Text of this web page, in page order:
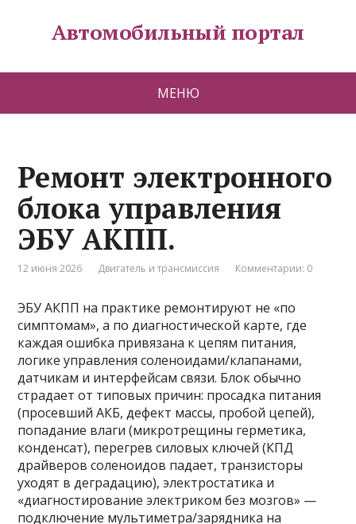
Автомобильный портал
МЕНЮ
Ремонт электронного
блока управления
ЭБУ АКПП.
12 июня 2026 Двигатель и трансмиссия Комментарии: 0
ЭБУ АКПП на практике ремонтируют не «по
симптомам», а по диагностической карте, где
каждая ошибка привязана к цепям питания,
логике управления соленоидами/клапанами,
датчикам и интерфейсам связи. Блок обычно
страдает от типовых причин: просадка питания
(просевший АКБ, дефект массы, пробой цепей),
попадание влаги (микротрещины герметика,
конденсат), перегрев силовых ключей (КПД
драйверов соленоидов падает, транзисторы
уходят в деградацию), электростатика и
«диагностирование электриком без мозгов» —
подключение мультиметра/зарядника на